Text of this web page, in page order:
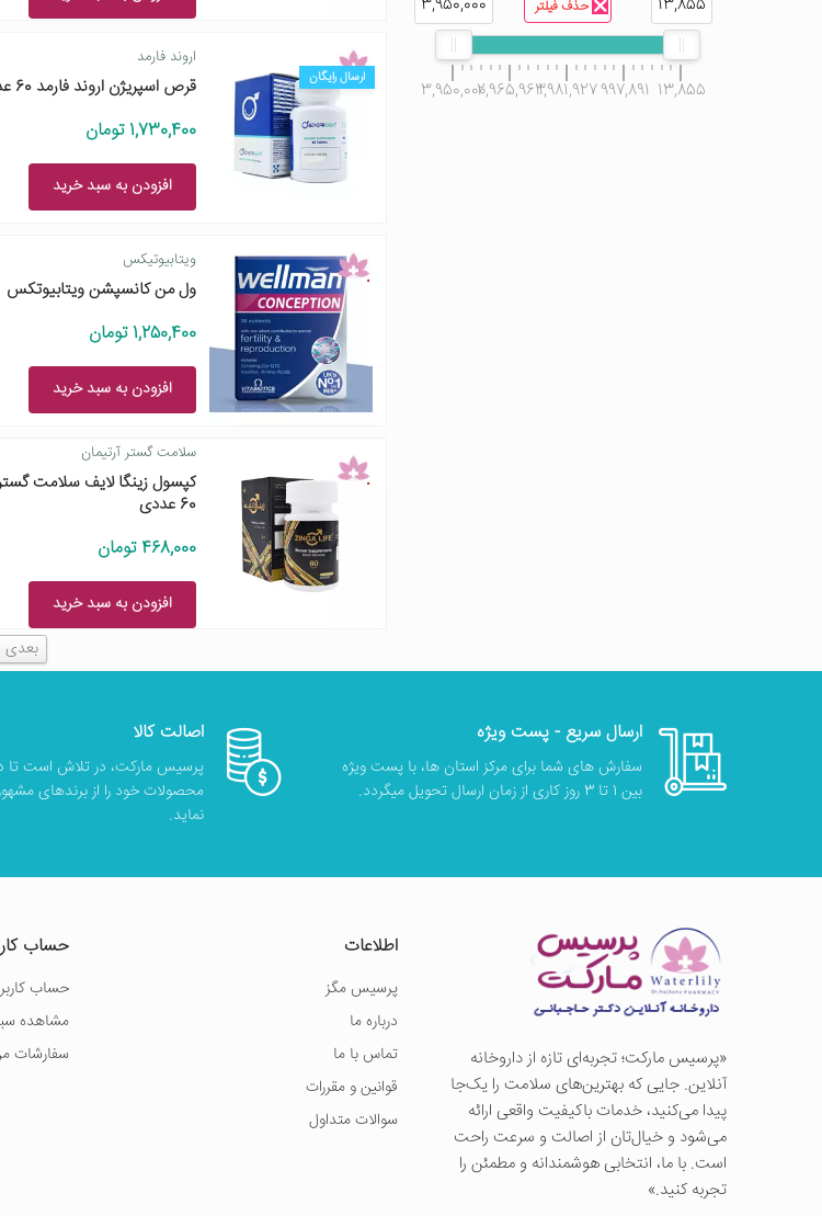
حذف فیلتر 13,855
3,950,000
13,855
997,891
1,981,927
2,965,963
3,950,000 ارسال رایگان
اروند فارمد
قرص اسپریژن اروند فارمد 60 عددی
1,730,400 تومان
افزودن به سبد خرید
ویتابیوتیکس
ول من کانسپشن ویتابیوتکس
1,250,400 تومان
افزودن به سبد خرید
سلامت گستر آرتیمان
کپسول زینگا لایف سلامت گستر
60 عددی
468,000 تومان
افزودن به سبد خرید
بعدی
ارسال سریع - پست ویژه
سفارش های شما برای مرکز استان ها، با پست ویژه
بین 1 تا 3 روز کاری از زمان ارسال تحویل میگردد.
اصالت کالا
پرسیس مارکت، در تلاش است تا
محصولات خود را از برندهای مشهور
نماید.
«پرسيس ماركت؛ تجربه‌ای تازه از داروخانه
آنلاین. جایی که بهترین‌های سلامت را یک‌جا
پیدا می‌کنید، خدمات باکیفیت واقعی ارائه
می‌شود و خیال‌تان از اصالت و سرعت راحت
است. با ما، انتخابی هوشمندانه و مطمئن را
تجربه کنید.»
اطلاعات
پرسیس مگز
درباره ما
تماس با ما
قوانین و مقررات
سوالات متداول
حساب
حساب
مشاهده
سفارشات